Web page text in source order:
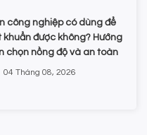
công nghiệp có dùng để
khuẩn được không? Hướng
chọn nồng độ và an toàn
04 Tháng 08, 2026